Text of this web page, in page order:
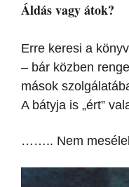
Áldás vagy átok?
Erre keresi a
– bár közben
mások
A bátyja is „ért”
…….. Nem